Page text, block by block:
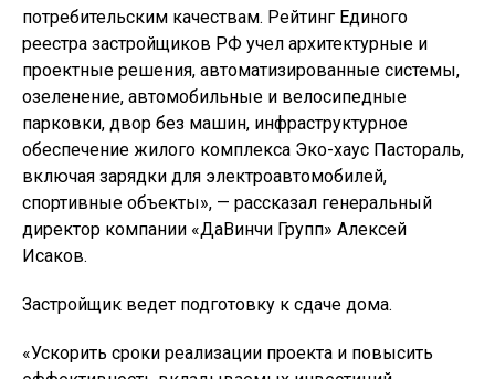
потребительским качествам. Рейтинг Единого
реестра застройщиков РФ учел архитектурные и
проектные решения, автоматизированные системы,
озеленение, автомобильные и велосипедные
парковки, двор без машин, инфраструктурное
обеспечение жилого комплекса Эко-хаус Пастораль,
включая зарядки для электроавтомобилей,
спортивные объекты», — рассказал генеральный
директор компании «ДаВинчи Групп» Алексей
Исаков.
Застройщик ведет подготовку к сдаче дома.
«Ускорить сроки реализации проекта и повысить